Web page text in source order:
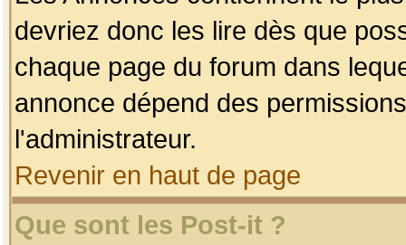
devriez donc les lire dès que
chaque page du forum dans
annonce dépend des
l'administrateur.
Revenir en haut de page
Que sont les Post-it ?